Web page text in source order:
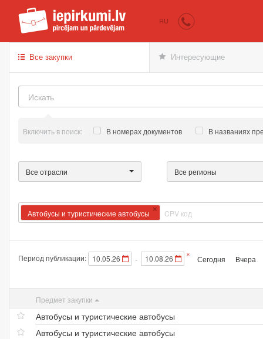
iepirkumi.lv
RU
Все закупки Интересующие
Включить в поиск: В номерах документов В названиях
Все отрасли Все регионы
Автобусы и туристические автобусы ×
Период публикации: - ×
Сегодня Вчера
Предмет закупки
Автобусы и туристические автобусы
Автобусы и туристические автобусы